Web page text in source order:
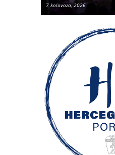
7 kolovoza, 2026